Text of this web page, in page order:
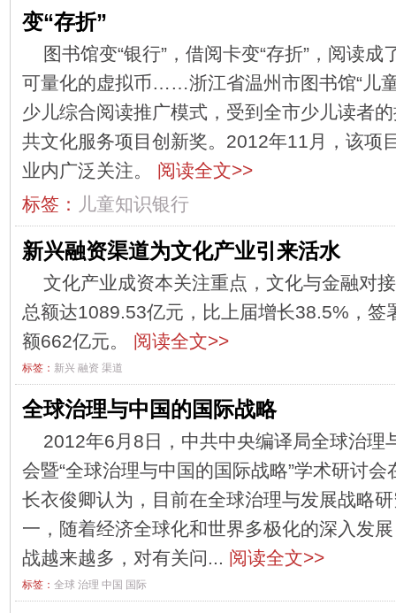
变“存折”
图书馆变“银行”，借阅卡变“存折”，阅读成
可量化的虚拟币……浙江省温州市图书馆“儿
少儿综合阅读推广模式，受到全市少儿读者
共文化服务项目创新奖。2012年11月，该项
业内广泛关注。 阅读全文>>
标签：
儿童知识银行
新兴融资渠道为文化产业引来活水
文化产业成资本关注重点，文化与金融对
总额达1089.53亿元，比上届增长38.5%，签
额662亿元。 阅读全文>>
标签： 新兴 融资 渠道
全球治理与中国的国际战略
2012年6月8日，中共中央编译局全球治理
会暨“全球治理与中国的国际战略”学术研讨
长衣俊卿认为，目前在全球治理与发展战略
一，随着经济全球化和世界多极化的深入发
战越来越多，对有关问... 阅读全文>>
标签： 全球 治理 中国 国际